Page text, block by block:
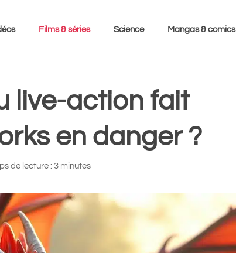
Films & séries Science Mangas & comics
live-action fait
en danger ?
de lecture : 3 minutes